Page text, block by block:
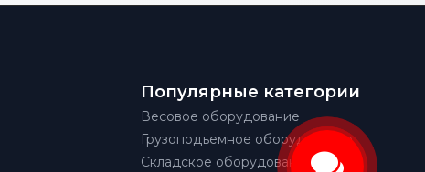
Популярные категории
Весовое оборудование
Грузоподъемное оборудование
Складское оборудование